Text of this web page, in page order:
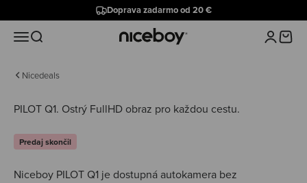
Doprava zadarmo od 20 €
MenuHľadať Niceboy Prihlásiť
Košík
Nicedeals
PILOT Q1. Ostrý FullHD obraz pro každou cestu.
Predaj skončil
Niceboy PILOT Q1 je dostupná autokamera bez